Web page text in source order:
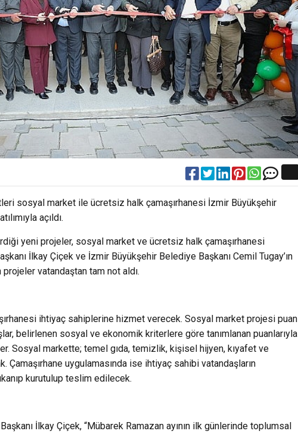
sosyal market ile ücretsiz halk çamaşırhanesi İzmir Büyükşehir
açıldı.
yeni projeler, sosyal market ve ücretsiz halk çamaşırhanesi
İlkay Çiçek ve İzmir Büyükşehir Belediye Başkanı Cemil Tugay’ın
vatandaştan tam not aldı.
ihtiyaç sahiplerine hizmet verecek. Sosyal market projesi puan
belirlenen sosyal ve ekonomik kriterlere göre tanımlanan puanlarıyla
Sosyal markette; temel gıda, temizlik, kişisel hijyen, kıyafet ve
Çamaşırhane uygulamasında ise ihtiyaç sahibi vatandaşların
kurutulup teslim edilecek.
İlkay Çiçek, “Mübarek Ramazan ayının ilk günlerinde toplumsal